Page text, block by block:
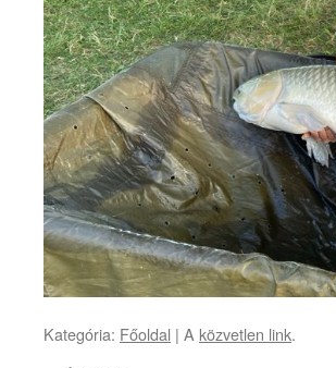
Kategória: Főoldal | A közvetlen link.